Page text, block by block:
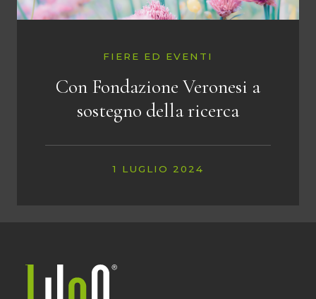
FIERE ED EVENTI
Con Fondazione Veronesi a
sostegno della ricerca
1 LUGLIO 2024